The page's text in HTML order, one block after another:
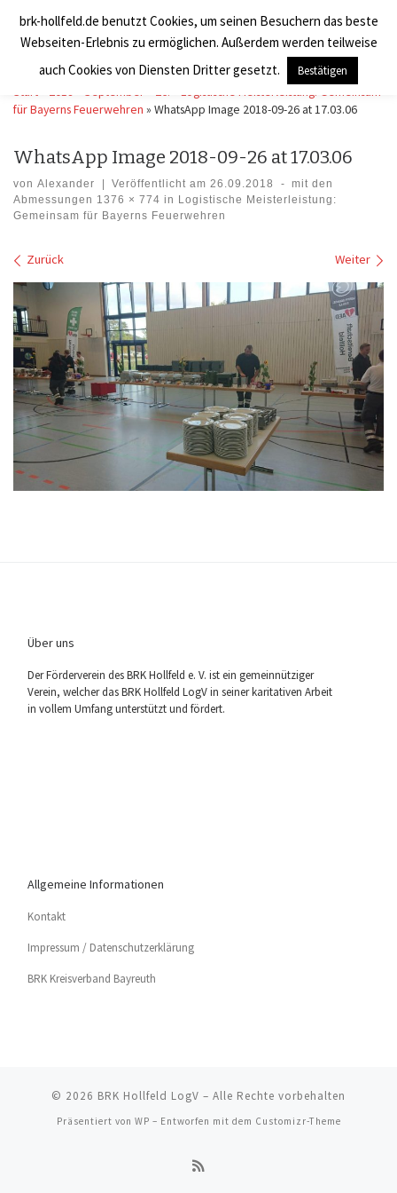
Zum Inhalt springen
BRK Hollfeld LogV
Search
Start 2018 September 26.
Logistische Meisterleistung: Gemeinsam
für Bayerns Feuerwehren » WhatsApp Image 2018-09-26 at 17.03.06
WhatsApp Image 2018-09-26 at 17.03.06
von Alexander Veröffentlicht am26.09.2018 - mit den
Abmessungen 1376 × 774 in Logistische Meisterleistung:
Gemeinsam für Bayerns Feuerwehren
Bilder Navigation
Zurück Weiter
Über uns
Der För­der­ver­ein des BRK Holl­feld e. V. ist ein gemein­nüt­zi­ger
Ver­ein, wel­cher das BRK Holl­feld LogV in sei­ner kari­ta­ti­ven Arbeit
in vol­lem Umfang unter­stützt und fördert.
Allgemeine Informationen
Kon­takt
Impres­sum / Datenschutzerklärung
BRK Kreis­ver­band Bayreuth
© 2026 BRK Hollfeld LogV – Alle Rechte vorbehalten
Präsentiert von WP – Entworfen mit dem Customizr-Theme
brk-hollfeld.de benutzt Cookies, um seinen Besuchern das beste
Webseiten-Erlebnis zu ermöglichen. Außerdem werden teilweise
auch Cookies von Diensten Dritter gesetzt.
Bestätigen